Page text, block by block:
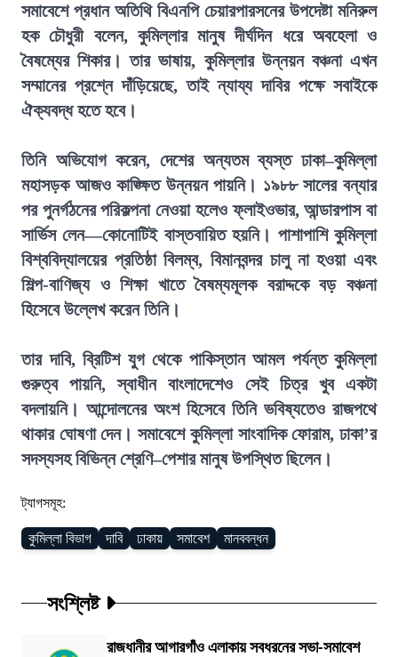
সমাবেশে প্রধান অতিথি বিএনপি চেয়ারপারসনের উপদেষ্টা মনিরুল
হক চৌধুরী বলেন, কুমিল্লার মানুষ দীর্ঘদিন ধরে অবহেলা ও
বৈষম্যের শিকার। তার ভাষায়, কুমিল্লার উন্নয়ন বঞ্চনা এখন
সম্মানের প্রশ্নে দাঁড়িয়েছে, তাই ন্যায্য দাবির পক্ষে সবাইকে
ঐক্যবদ্ধ হতে হবে।
তিনি অভিযোগ করেন, দেশের অন্যতম ব্যস্ত ঢাকা–কুমিল্লা
মহাসড়ক আজও কাঙ্ক্ষিত উন্নয়ন পায়নি। ১৯৮৮ সালের বন্যার
পর পুনর্গঠনের পরিকল্পনা নেওয়া হলেও ফ্লাইওভার, আন্ডারপাস বা
সার্ভিস লেন—কোনোটিই বাস্তবায়িত হয়নি। পাশাপাশি কুমিল্লা
বিশ্ববিদ্যালয়ের প্রতিষ্ঠা বিলম্ব, বিমানবন্দর চালু না হওয়া এবং
শিল্প-বাণিজ্য ও শিক্ষা খাতে বৈষম্যমূলক বরাদ্দকে বড় বঞ্চনা
হিসেবে উল্লেখ করেন তিনি।
তার দাবি, ব্রিটিশ যুগ থেকে পাকিস্তান আমল পর্যন্ত কুমিল্লা
গুরুত্ব পায়নি, স্বাধীন বাংলাদেশেও সেই চিত্র খুব একটা
বদলায়নি। আন্দোলনের অংশ হিসেবে তিনি ভবিষ্যতেও রাজপথে
থাকার ঘোষণা দেন। সমাবেশে কুমিল্লা সাংবাদিক ফোরাম, ঢাকা’র
সদস্যসহ বিভিন্ন শ্রেণি–পেশার মানুষ উপস্থিত ছিলেন।
ট্যাগসমূহ:
কুমিল্লা বিভাগ দাবি ঢাকায় সমাবেশ মানববন্ধন
সংশ্লিষ্ট
রাজধানীর আগারগাঁও এলাকায় সবধরনের সভা-সমাবেশ